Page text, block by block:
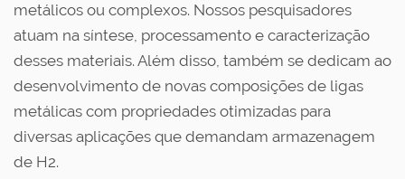
metálicos ou complexos. Nossos pesquisadores
atuam na síntese, processamento e caracterização
desses materiais. Além disso, também se dedicam ao
desenvolvimento de novas composições de ligas
metálicas com propriedades otimizadas para
diversas aplicações que demandam armazenagem
de H2.